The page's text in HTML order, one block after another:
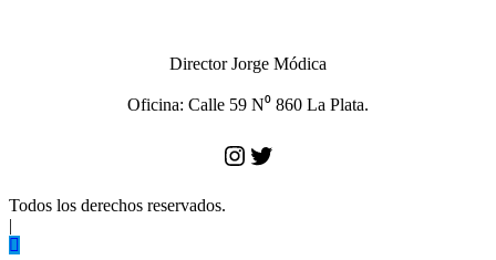
Director Jorge Módica
Oficina: Calle 59 N⁰ 860 La Plata.
Instagram
Twitter
Todos los derechos reservados.
|